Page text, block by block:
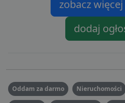
zobacz więcej
dodaj
Oddam za darmo Nieruchomości